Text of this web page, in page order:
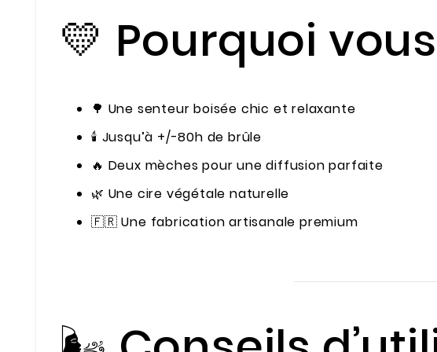
💛 Pourquoi
🌳 Une senteur boisée chic et relaxante
🕯️ Jusqu’à +/-80h de brûle
🔥 Deux mèches pour une diffusion parfaite
🌿 Une cire végétale naturelle
🇫🇷 Une fabrication artisanale premium